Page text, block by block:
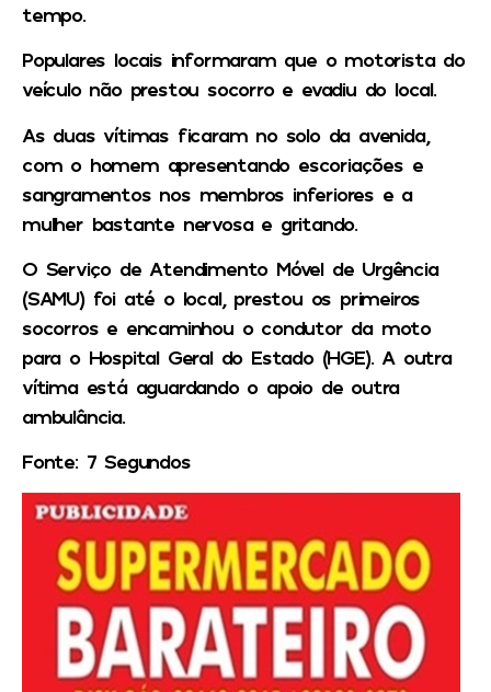
tempo.
Populares locais informaram que o motorista do
veículo não prestou socorro e evadiu do local.
As duas vítimas ficaram no solo da avenida,
com o homem apresentando escoriações e
sangramentos nos membros inferiores e a
mulher bastante nervosa e gritando.
O Serviço de Atendimento Móvel de Urgência
(SAMU) foi até o local, prestou os primeiros
socorros e encaminhou o condutor da moto
para o Hospital Geral do Estado (HGE). A outra
vítima está aguardando o apoio de outra
ambulância.
Fonte: 7 Segundos